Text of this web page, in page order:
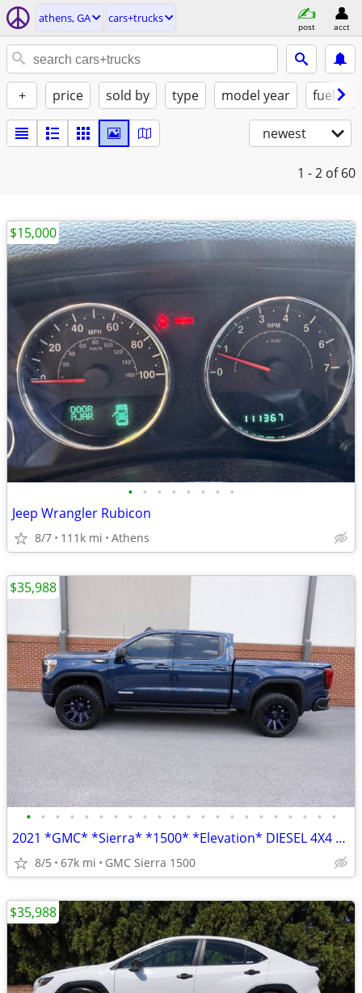
athens, GA cars+trucks
post acct
+ price sold by type model year fuel
newest
1 - 2 of 60
• • • • • • • •
Jeep Wrangler Rubicon
8/7 111k mi Athens
$15,000
• • • • • • • • • • • • • • • • • • • • • •
2021 *GMC* *Sierra* *1500* *Elevation* DIESEL 4X4 OVER LIFTED
8/5 67k mi GMC Sierra 1500
$35,988
$35,988